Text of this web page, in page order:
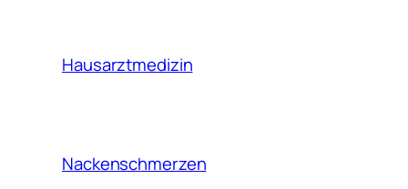
Hausarztmedizin
Nackenschmerzen